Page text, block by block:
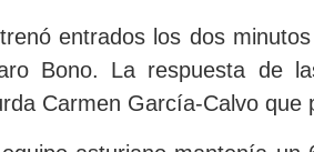
entrados los dos
Bono. La respuesta de
Carmen García-Calvo que